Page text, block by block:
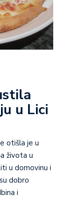
u Lici
otišla je u
života u
u domovinu i
dobro
i